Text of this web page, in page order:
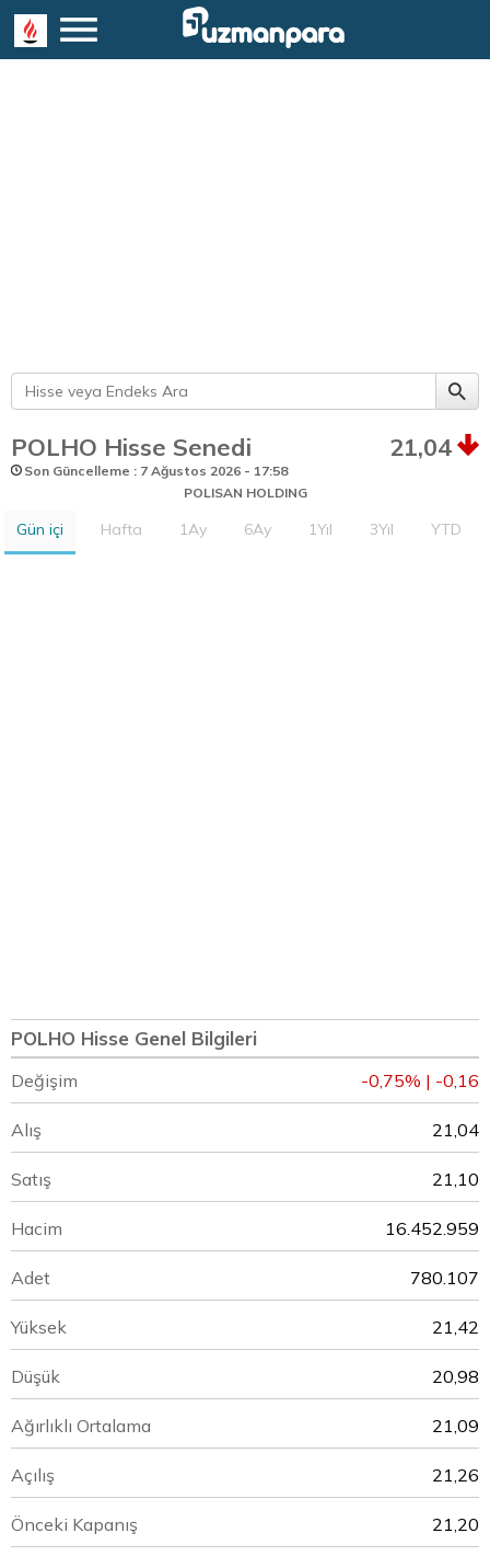
POLHO Hisse Senedi 21,04
Son Güncelleme : 7 Ağustos 2026 - 17:58
POLISAN HOLDING
Gün içi Hafta 1Ay 6Ay 1Yıl 3Yıl YTD
POLHO Hisse Genel Bilgileri
Değişim -0,75% | -0,16
Alış 21,04
Satış 21,10
Hacim 16.452.959
Adet 780.107
Yüksek 21,42
Düşük 20,98
Ağırlıklı Ortalama 21,09
Açılış 21,26
Önceki Kapanış 21,20